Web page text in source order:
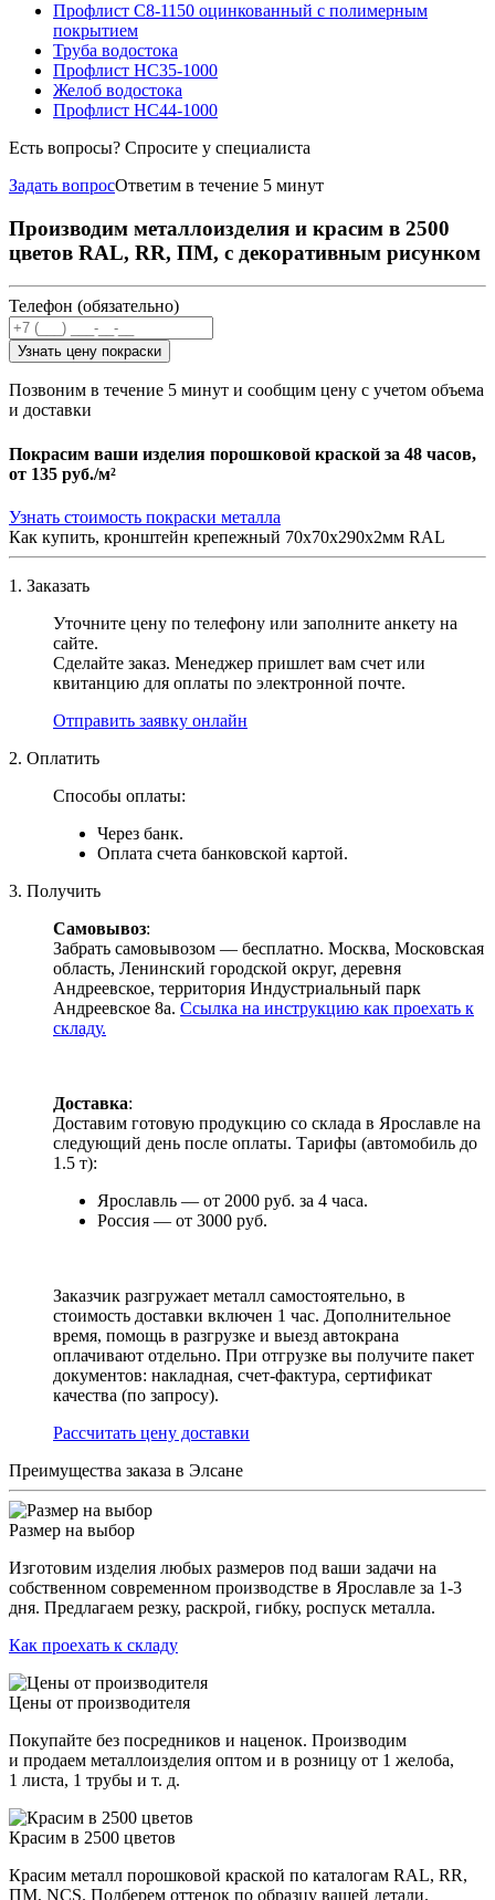
Профлист С8-1150 оцинкованный с полимерным
покрытием
Труба водостока
Профлист НС35-1000
Желоб водостока
Профлист НС44-1000
Есть вопросы? Спросите у специалиста
Задать вопросОтветим в течение 5 минут
Производим металлоизделия и красим в 2500
цветов RAL, RR, ПМ, с декоративным рисунком
Телефон (обязательно)
Узнать цену покраски
Позвоним в течение 5 минут и сообщим цену с учетом объема
и доставки
Покрасим ваши изделия порошковой краской за 48 часов,
от 135 руб./м²
Узнать стоимость покраски металла
Как купить, кронштейн крепежный 70х70х290х2мм RAL
1. Заказать
Уточните цену по телефону или заполните анкету на
сайте.
Сделайте заказ. Менеджер пришлет вам счет или
квитанцию для оплаты по электронной почте.
Отправить заявку онлайн
2. Оплатить
Способы оплаты:
Через банк.
Оплата счета банковской картой.
3. Получить
Самовывоз:
Забрать самовывозом — бесплатно. Москва, Московская
область, Ленинский городской округ, деревня
Андреевское, территория Индустриальный парк
Андреевское 8а. Ссылка на инструкцию как проехать к
складу.
Доставка:
Доставим готовую продукцию со склада в Ярославле на
следующий день после оплаты. Тарифы (автомобиль до
1.5 т):
Ярославль — от 2000 руб. за 4 часа.
Россия — от 3000 руб.
Заказчик разгружает металл самостоятельно, в
стоимость доставки включен 1 час. Дополнительное
время, помощь в разгрузке и выезд автокрана
оплачивают отдельно. При отгрузке вы получите пакет
документов: накладная, счет-фактура, сертификат
качества (по запросу).
Раcсчитать цену доставки
Преимущества заказа в Элсане
Размер на выбор
Изготовим изделия любых размеров под ваши задачи на
собственном современном производстве в Ярославле за 1-3
дня. Предлагаем резку, раскрой, гибку, роспуск металла.
Как проехать к складу
Цены от производителя
Покупайте без посредников и наценок. Производим
и продаем металлоизделия оптом и в розницу от 1 желоба,
1 листа, 1 трубы и т. д.
Красим в 2500 цветов
Красим металл порошковой краской по каталогам RAL, RR,
ПМ, NCS. Подберем оттенок по образцу вашей детали.